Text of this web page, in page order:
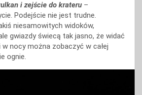
i zejście do krateru –
Podejście nie jest trudne.
niesamowitych widoków,
gwiazdy świecą tak jasno, że widać
nocy można zobaczyć w całej
ognie.